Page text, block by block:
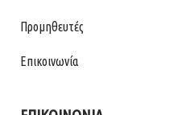
Προμηθευτές
Επικοινωνία